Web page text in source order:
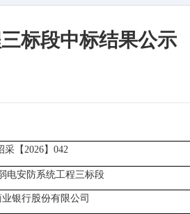
标段中标结果公示
采【2026】042
电安防系统工程三标段
银行股份有限公司